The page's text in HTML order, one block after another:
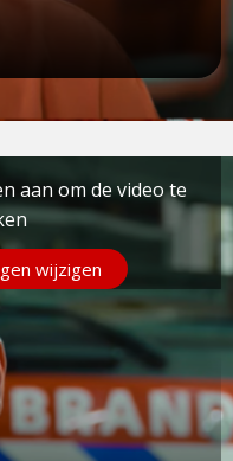
aan om de video te
wijzigen